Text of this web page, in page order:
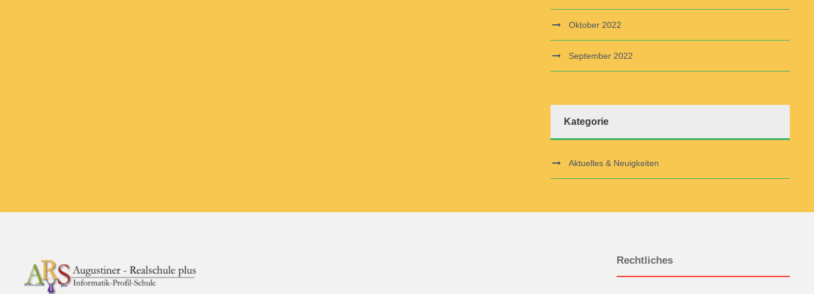
Oktober 2022
September 2022
Kategorie
Aktuelles & Neuigkeiten
Rechtliches